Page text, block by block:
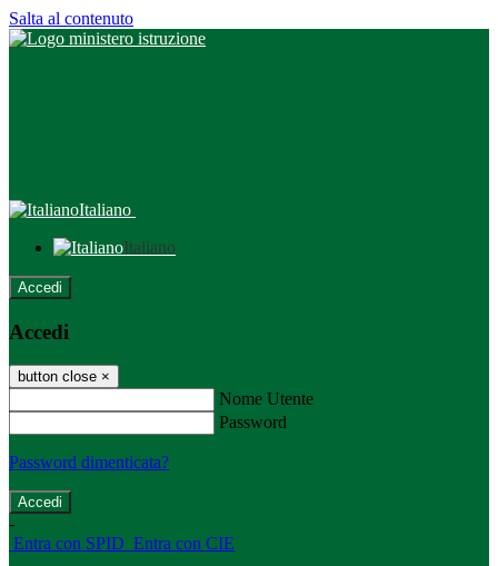
Salta al contenuto
Italiano
Italiano
Accedi
Accedi
button close ×
Nome Utente
Password
Password dimenticata?
-
Entra con SPID Entra con CIE